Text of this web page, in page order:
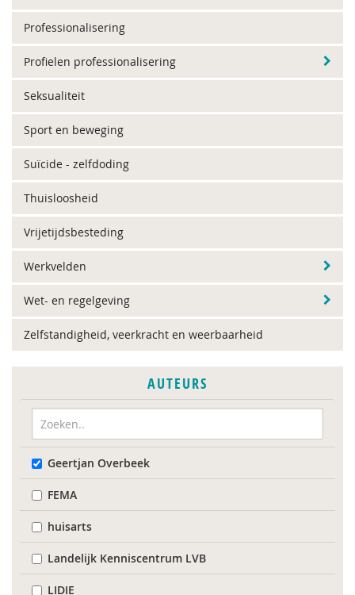
Professionalisering
Profielen professionalisering
Seksualiteit
Sport en beweging
Suïcide - zelfdoding
Thuisloosheid
Vrijetijdsbesteding
Werkvelden
Wet- en regelgeving
Zelfstandigheid, veerkracht en weerbaarheid
AUTEURS
Geertjan Overbeek
FEMA
huisarts
Landelijk Kenniscentrum LVB
LIDIE